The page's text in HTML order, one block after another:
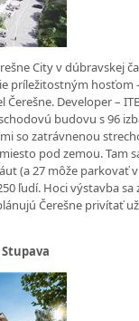
City v dúbravskej
príležitostným hosťom
Čerešne. Developer –
budovu s 96
so zatrávnenou
pod zemou. Tam
(a 27 môže parkovať
ľudí. Hoci výstavba sa
Čerešne privítať